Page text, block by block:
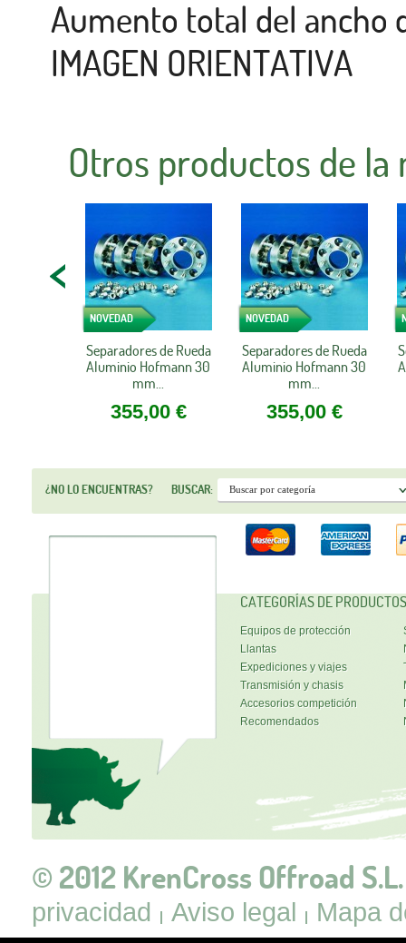
Aumento total del ancho
IMAGEN ORIENTATIVA
Otros productos de
NOVEDAD
Separadores de Rueda
Aluminio Hofmann 30
mm...
355,00 €
NOVEDAD
Separadores de Rueda
Aluminio Hofmann 30
mm...
355,00 €
¿NO LO ENCUENTRAS? BUSCAR:
CATEGORÍAS DE PRODUCTOS
Equipos de protección
Llantas
Expediciones y viajes
Transmisión y chasis
Accesorios competición
Recomendados
© 2012 KrenCross Offroad S.L.
privacidad Aviso legal Mapa